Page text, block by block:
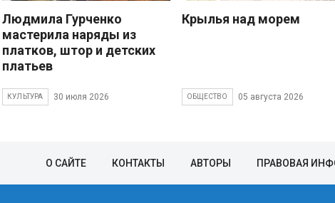
Людмила Гурченко
мастерила наряды из
платков, штор и детских
платьев
КУЛЬТУРА 30 июля 2026
Крылья над морем
ОБЩЕСТВО 05 августа 2026
О САЙТЕ КОНТАКТЫ АВТОРЫ ПРАВОВАЯ